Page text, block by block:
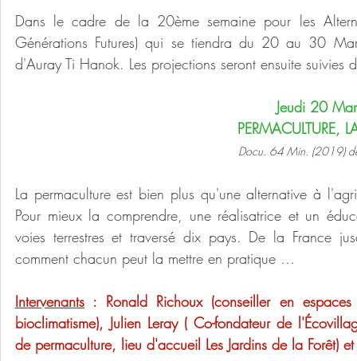
Dans le cadre de la 20ème semaine pour les
Générations Futures) qui se tiendra du 20 au 30
d'Auray Ti Hanok. Les projections seront ensuite
Jeudi 20
PERMACULTURE,
Docu. 64 Min. (2019)
La permaculture est bien plus qu'une alternative à
Pour mieux la comprendre, une réalisatrice et un
voies terrestres et traversé dix pays. De la France
comment chacun peut la mettre en pratique …
Intervenants : Ronald Richoux (conseiller en
bioclimatisme), Julien Leray ( Co-fondateur de
de permaculture, lieu d'accueil Les Jardins de la Forêt)